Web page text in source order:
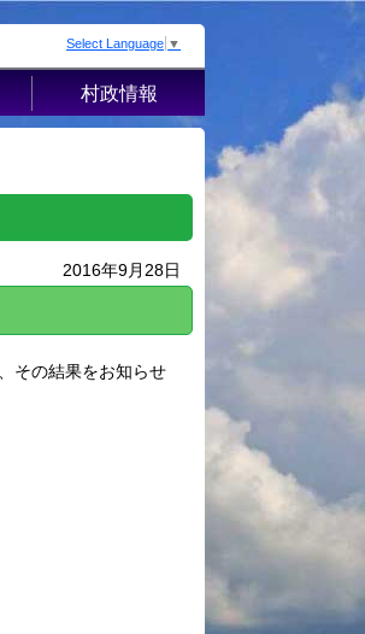
Select Language ▼
村政情報
村の概要
施策・計画
条例・例規
選挙
2016年9月28日
その結果をお知らせ